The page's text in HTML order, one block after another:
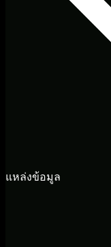
แหล่งข้อมูล